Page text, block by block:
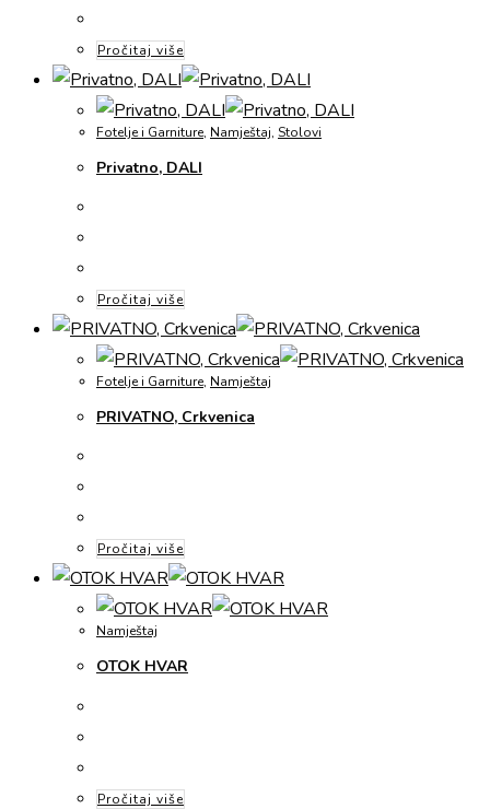
Pročitaj više
Fotelje i Garniture, Namještaj, Stolovi
Privatno, DALI
Pročitaj više
Fotelje i Garniture, Namještaj
PRIVATNO, Crkvenica
Pročitaj više
Namještaj
OTOK HVAR
Pročitaj više